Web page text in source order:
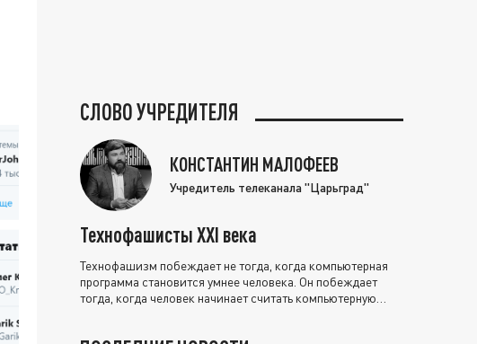
СЛОВО УЧРЕДИТЕЛЯ
КОНСТАНТИН МАЛОФЕЕВ
Учредитель телеканала "Царьград"
Технофашисты XXI века
Технофашизм побеждает не тогда, когда компьютерная
программа становится умнее человека. Он побеждает
тогда, когда человек начинает считать компьютерную